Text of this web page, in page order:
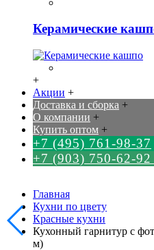
Керамические
+
Акции +
Доставка и сборка +
О компании +
Купить оптом +
+7 (495) 761-98-37
+7 (903) 750-62-92
Главная
Кухни по цвету
Красные кухни
Кухонный гарнитур с
м)